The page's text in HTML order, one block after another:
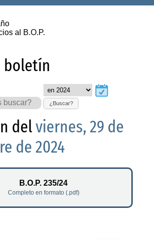
al B.O.P.
boletín
¿Buscar?
delviernes, 29 de
de 2024
B.O.P. 235/24
Completo en formato (.pdf)